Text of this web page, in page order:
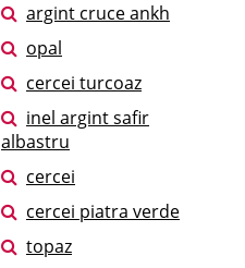
argint cruce ankh
opal
cercei turcoaz
inel argint safir
albastru
cercei
cercei piatra verde
topaz